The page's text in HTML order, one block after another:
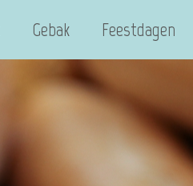
Gebak Feestdagen